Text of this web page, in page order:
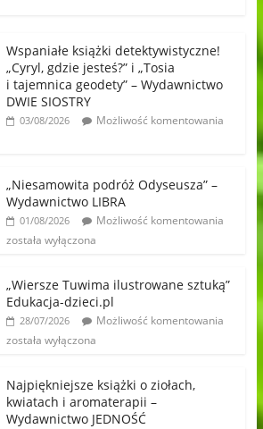
Wspaniałe książki detektywistyczne!
„Cyryl, gdzie jesteś?” i „Tosia
i tajemnica geodety” – Wydawnictwo
DWIE SIOSTRY
03/08/2026
Możliwość komentowania
„Niesamowita podróż Odyseusza” –
Wydawnictwo LIBRA
01/08/2026
Możliwość komentowania
została wyłączona
„Wiersze Tuwima ilustrowane sztuką”
Edukacja-dzieci.pl
28/07/2026
Możliwość komentowania
została wyłączona
Najpiękniejsze książki o ziołach,
kwiatach i aromaterapii –
Wydawnictwo JEDNOŚĆ